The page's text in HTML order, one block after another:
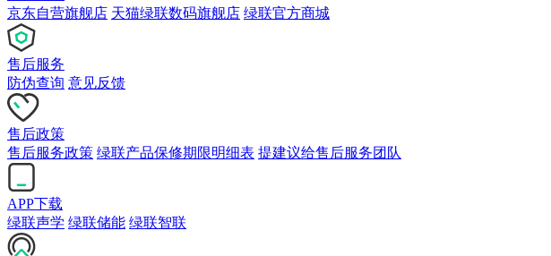
京东自营旗舰店 天猫绿联数码旗舰店 绿联官方商城
售后服务
防伪查询 意见反馈
售后政策
售后服务政策 绿联产品保修期限明细表 提建议给售后服务团队
APP下载
绿联声学 绿联储能 绿联智联